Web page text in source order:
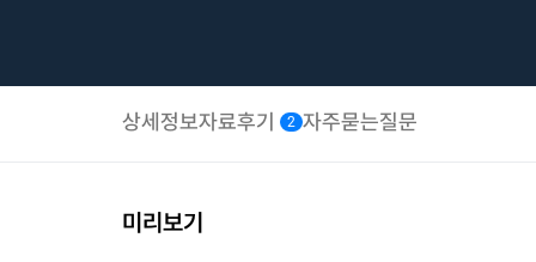
상세정보자료후기 2 자주묻는질문
미리보기